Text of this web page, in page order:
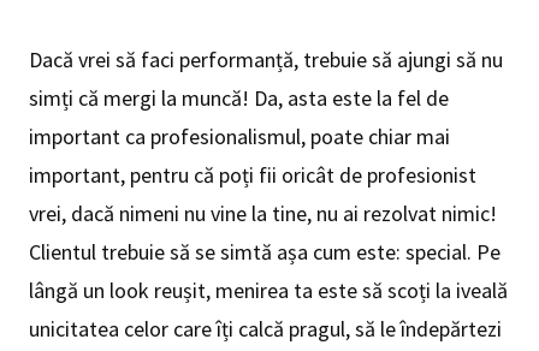
Dacă vrei să faci performanță, trebuie să ajungi să nu
simți că mergi la muncă! Da, asta este la fel de
important ca profesionalismul, poate chiar mai
important, pentru că poți fii oricât de profesionist
vrei, dacă nimeni nu vine la tine, nu ai rezolvat nimic!
Clientul trebuie să se simtă așa cum este: special. Pe
lângă un look reușit, menirea ta este să scoți la iveală
unicitatea celor care îți calcă pragul, să le îndepărtezi